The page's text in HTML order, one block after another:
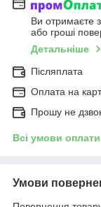
Ви отримаєте
або гроші
Детальніше
Післяплата
Оплата на
Прошу не
Всі умови оплати
Умови